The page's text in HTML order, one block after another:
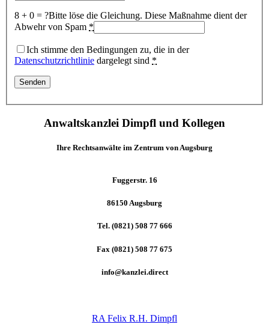
8 + 0 = ?Bitte löse die Gleichung. Diese Maßnahme dient der
Abwehr von Spam *
Ich stimme den Bedingungen zu, die in der
Datenschutzrichtlinie dargelegt sind *
Anwaltskanzlei Dimpfl und Kollegen
Ihre Rechtsanwälte im Zentrum von Augsburg
Fuggerstr. 16
86150 Augsburg
Tel. (0821) 508 77 666
Fax (0821) 508 77 675
info@kanzlei.direct
RA Felix R.H. Dimpfl